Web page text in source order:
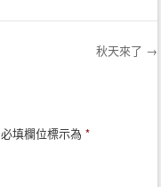
秋天來了 →
必填欄位標示為*